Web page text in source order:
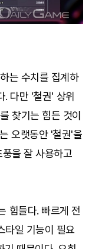
는 수치를 집계하
. 다만 '철권' 상위
찾기는 힘든 것이
오랫동안 '철권'을
을 잘 사용하고
힘들다. 빠르게 전
타일 기능이 필요